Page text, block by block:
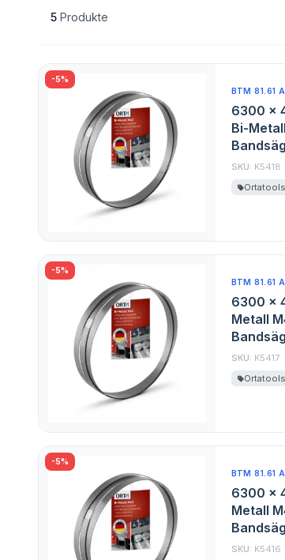
5 Produkte
-5%
BTM 81.61
6300 x
Bi-
SKU: K5418
Ortatools
-5%
BTM 81.61
6300 x
Metall
SKU: K5417
Ortatools
-5%
BTM 81.61
6300 x
Metall
SKU: K5416